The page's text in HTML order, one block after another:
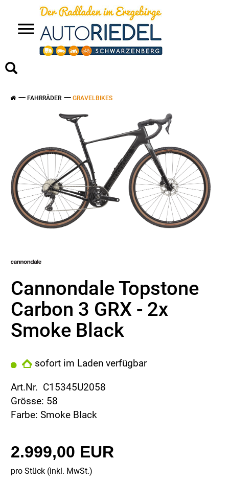
FAHRRÄDER GRAVELBIKES
Cannondale Topstone
Carbon 3 GRX - 2x
Smoke Black
sofort im Laden verfügbar
Art.Nr. C15345U2058
Grösse: 58
Farbe: Smoke Black
2.999,00 EUR
pro Stück (inkl. MwSt.)